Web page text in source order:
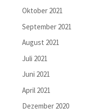
Oktober 2021
September 2021
August 2021
Juli 2021
Juni 2021
April 2021
Dezember 2020